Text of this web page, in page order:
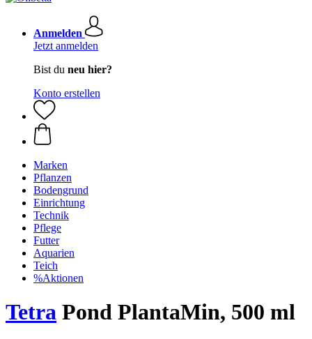
Anmelden
Jetzt anmelden
Bist du neu hier?
Konto erstellen
Marken
Pflanzen
Bodengrund
Einrichtung
Technik
Pflege
Futter
Aquarien
Teich
%Aktionen
Tetra Pond PlantaMin, 500 ml